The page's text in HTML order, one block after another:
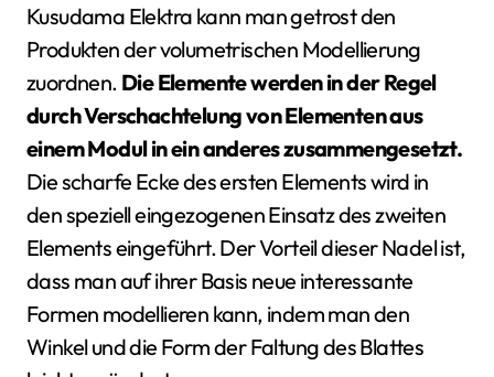
Kusudama Elektra kann man getrost den
Produkten der volumetrischen Modellierung
zuordnen. Die Elemente werden in der Regel
durch Verschachtelung von Elementen aus
einem Modul in ein anderes zusammengesetzt.
Die scharfe Ecke des ersten Elements wird in
den speziell eingezogenen Einsatz des zweiten
Elements eingeführt. Der Vorteil dieser Nadel ist,
dass man auf ihrer Basis neue interessante
Formen modellieren kann, indem man den
Winkel und die Form der Faltung des Blattes